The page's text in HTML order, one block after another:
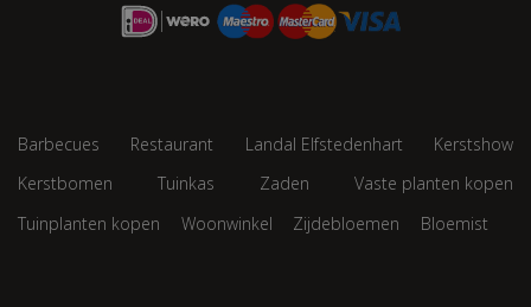
Barbecues Restaurant Landal Elfstedenhart
Kerstshow
Kerstbomen
Tuinkas Zaden
Vaste planten kopen
Tuinplanten kopen
Woonwinkel Zijdebloemen Bloemist